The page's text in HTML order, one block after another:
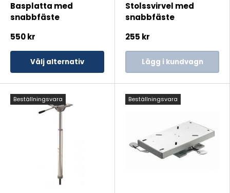
Basplatta med
snabbfäste
550 kr
Välj alternativ
Stolssvirvel med
snabbfäste
255 kr
Lägg i kundvagn
Beställningsvara Beställningsvara